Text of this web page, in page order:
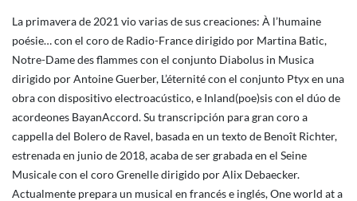
La primavera de 2021 vio varias de sus creaciones: À l’humaine
poésie… con el coro de Radio-France dirigido por Martina Batic,
Notre-Dame des flammes con el conjunto Diabolus in Musica
dirigido por Antoine Guerber, L’éternité con el conjunto Ptyx en una
obra con dispositivo electroacústico, e Inland(poe)sis con el dúo de
acordeones BayanAccord. Su transcripción para gran coro a
cappella del Bolero de Ravel, basada en un texto de Benoît Richter,
estrenada en junio de 2018, acaba de ser grabada en el Seine
Musicale con el coro Grenelle dirigido por Alix Debaecker.
Actualmente prepara un musical en francés e inglés, One world at a